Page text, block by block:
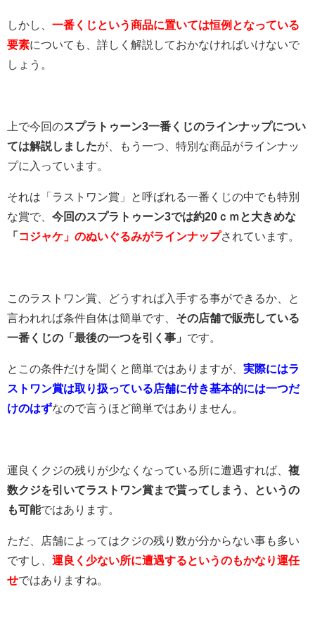
しかし、 一番くじという商品に置いては恒例となっている
要素についても、詳しく解説しておかなければいけないで
しょう。
上で今回のスプラトゥーン3一番くじのラインナップについ
ては解説しましたが、もう一つ、特別な商品がラインナッ
プに入っています。
それは「ラストワン賞」と呼ばれる一番くじの中でも特別
な賞で、 今回のスプラトゥーン3では約20ｃｍと大きめな
「 コジャケ」のぬいぐるみがラインナップされています。
このラストワン賞、どうすれば入手する事ができるか、と
言われれば条件自体は簡単です、 その店舗で販売している
一番くじの「最後の一つを引く事」 です。
とこの条件だけを聞くと簡単ではありますが、 実際にはラ
ストワン賞は取り扱っている店舗に付き基本的には一つだ
けのはずなので言うほど簡単ではありません。
運良くクジの残りが少なくなっている所に遭遇すれば、 複
数クジを引いてラストワン賞まで貰ってしまう、というの
も可能ではあります。
ただ、店舗によってはクジの残り数が分からない事も多い
ですし、 運良く少ない所に遭遇するというのもかなり運任
せではありますね。